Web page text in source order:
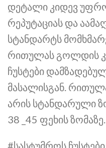
დეტალი კიდევ უფრო
რეპუტაციას და
სტანდარტს
რითულას გოლდის
ჩუსტები
მასალისგან.
არის სტანდარული
38 _45 ფეხის ზომაზე.